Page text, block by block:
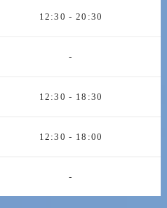
12:30 - 20:30
-
12:30 - 18:30
12:30 - 18:00
-